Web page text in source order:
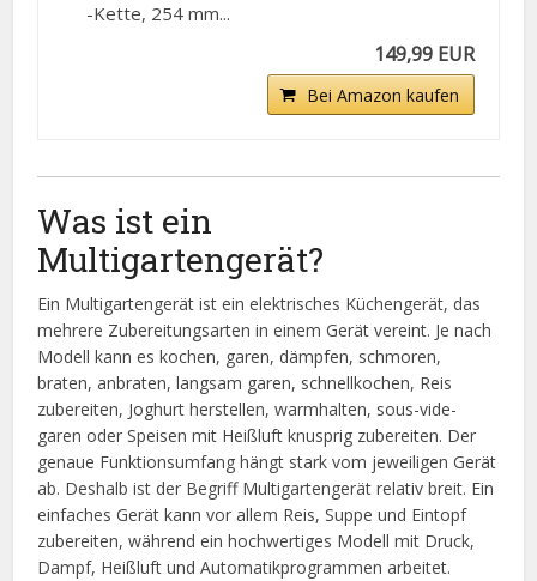
-Kette, 254 mm...
149,99 EUR
Bei Amazon kaufen
Was ist ein
Multigartengerät?
Ein Multigartengerät ist ein elektrisches Küchengerät, das
mehrere Zubereitungsarten in einem Gerät vereint. Je nach
Modell kann es kochen, garen, dämpfen, schmoren,
braten, anbraten, langsam garen, schnellkochen, Reis
zubereiten, Joghurt herstellen, warmhalten, sous-vide-
garen oder Speisen mit Heißluft knusprig zubereiten. Der
genaue Funktionsumfang hängt stark vom jeweiligen Gerät
ab. Deshalb ist der Begriff Multigartengerät relativ breit. Ein
einfaches Gerät kann vor allem Reis, Suppe und Eintopf
zubereiten, während ein hochwertiges Modell mit Druck,
Dampf, Heißluft und Automatikprogrammen arbeitet.